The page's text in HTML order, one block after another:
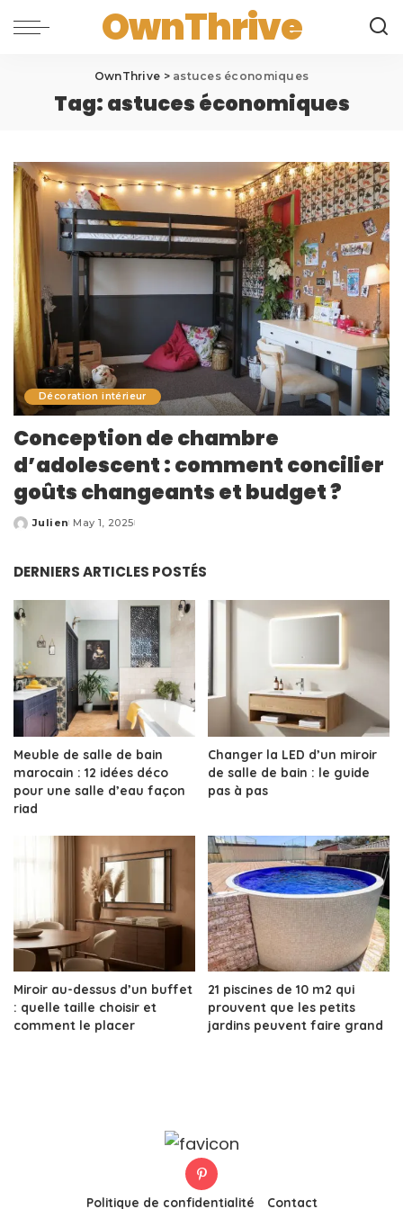
OwnThrive
OwnThrive > astuces économiques
Tag:astuces économiques
Décoration intérieur
Conception de chambre
d’adolescent : comment concilier
goûts changeants et budget ?
Posted
Julien May 1, 2025
DERNIERS ARTICLES POSTÉS
Meuble de salle de bain
marocain : 12 idées déco
pour une salle d’eau façon
riad
Changer la LED d’un miroir
de salle de bain : le guide
pas à pas
Miroir au-dessus d’un buffet
: quelle taille choisir et
comment le placer
21 piscines de 10 m2 qui
prouvent que les petits
jardins peuvent faire grand
Politique de confidentialité Contact